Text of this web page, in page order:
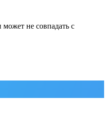
не совпадать с